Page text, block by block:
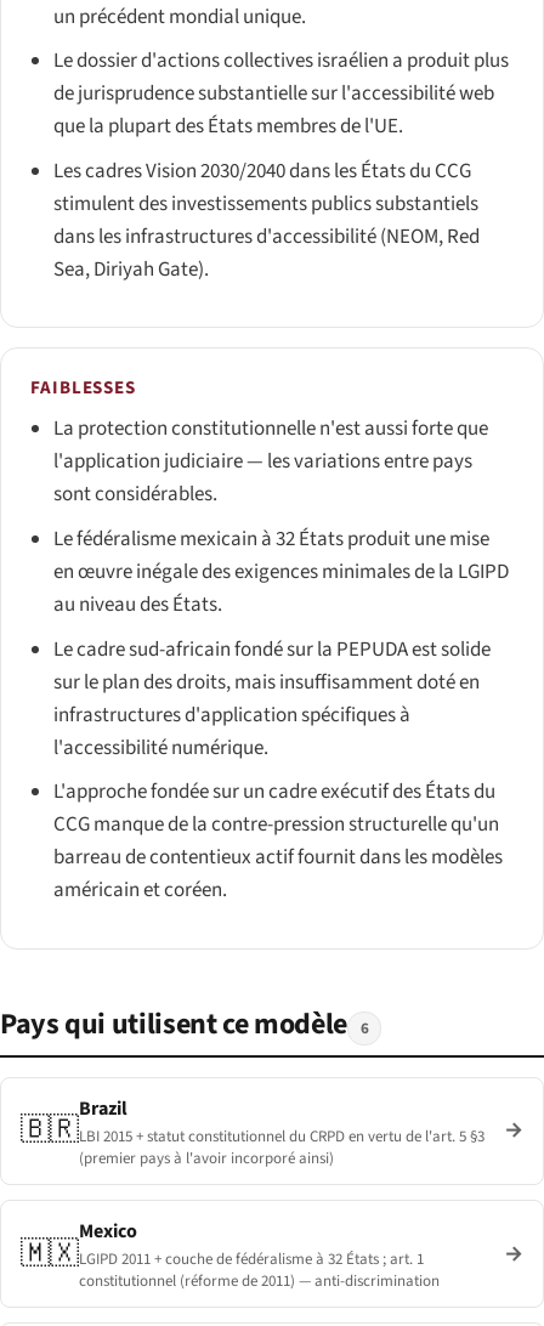
un précédent mondial unique.
Le dossier d'actions collectives israélien a produit plus
de jurisprudence substantielle sur l'accessibilité web
que la plupart des États membres de l'UE.
Les cadres Vision 2030/2040 dans les États du CCG
stimulent des investissements publics substantiels
dans les infrastructures d'accessibilité (NEOM, Red
Sea, Diriyah Gate).
FAIBLESSES
La protection constitutionnelle n'est aussi forte que
l'application judiciaire — les variations entre pays
sont considérables.
Le fédéralisme mexicain à 32 États produit une mise
en œuvre inégale des exigences minimales de la LGIPD
au niveau des États.
Le cadre sud-africain fondé sur la PEPUDA est solide
sur le plan des droits, mais insuffisamment doté en
infrastructures d'application spécifiques à
l'accessibilité numérique.
L'approche fondée sur un cadre exécutif des États du
CCG manque de la contre-pression structurelle qu'un
barreau de contentieux actif fournit dans les modèles
américain et coréen.
Pays qui utilisent ce modèle 6
🇧🇷
Brazil
LBI 2015 + statut constitutionnel du CRPD en vertu de l'art. 5 §3
(premier pays à l'avoir incorporé ainsi)
→
🇲🇽
Mexico
LGIPD 2011 + couche de fédéralisme à 32 États ; art. 1
constitutionnel (réforme de 2011) — anti-discrimination
→